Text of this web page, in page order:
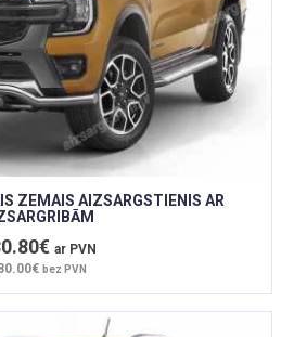
ZEMAIS AIZSARGSTIENIS AR
ar PVN
bez PVN